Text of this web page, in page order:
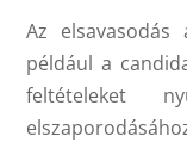
Az
például a
feltételeket